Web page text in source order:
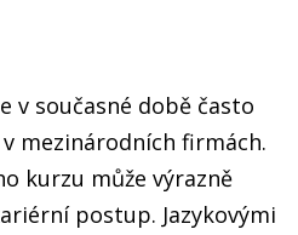
v současné době často
mezinárodních firmách.
kurzu může výrazně
postup. Jazykovými